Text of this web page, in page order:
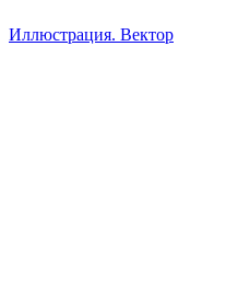
Иллюстрация. Вектор